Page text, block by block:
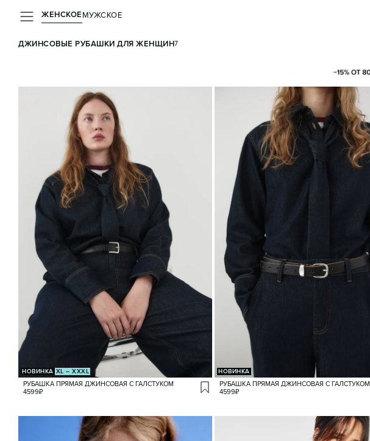
ЖЕНСКОЕМУЖСКОЕ
ДЖИНСОВЫЕ РУБАШКИ ДЛЯ ЖЕНЩИН7
НОВИНКА XL – XXXL
РУБАШКА ПРЯМАЯ ДЖИНСОВАЯ С ГАЛСТУКОМ
4599₽
НОВИНКА
РУБАШКА ПРЯМАЯ ДЖИНСОВАЯ С ГАЛСТУКОМ
4599₽